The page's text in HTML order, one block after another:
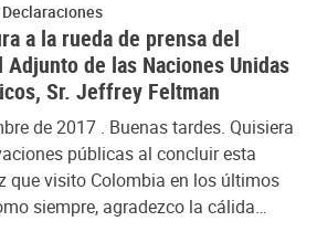
Declaraciones
a la rueda de prensa del
de las Naciones Unidas
Sr. Jeffrey Feltman
de 2017 . Buenas tardes. Quisiera
públicas al concluir esta
que visito Colombia en los últimos
siempre, agradezco la cálida…